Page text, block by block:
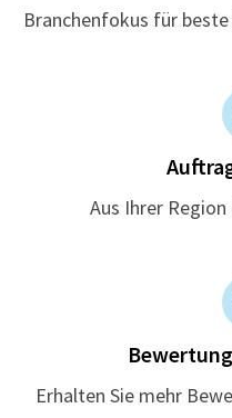
Branchenfokus für
Aus Ihrer
Erhalten Sie mehr